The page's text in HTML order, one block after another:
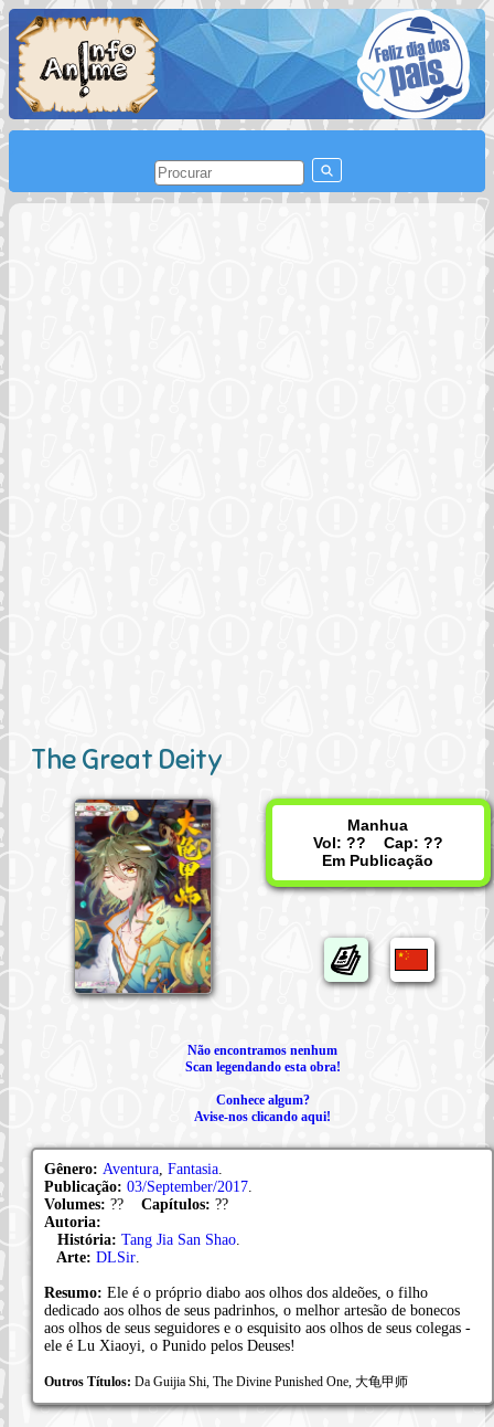
The Great Deity
Manhua
Vol: ?? Cap: ??
Em Publicação
Não encontramos nenhum
Scan legendando esta obra!
Conhece algum?
Avise-nos clicando aqui!
Gênero: Aventura Fantasia
Publicação: 03/September/2017
Volumes: ?? Capítulos: ??
Autoria:
História: Tang Jia San Shao
Arte: DLSir
Resumo: Ele é o próprio diabo aos olhos dos aldeões, o filho
dedicado aos olhos de seus padrinhos, o melhor artesão de bonecos
aos olhos de seus seguidores e o esquisito aos olhos de seus colegas -
ele é Lu Xiaoyi, o Punido pelos Deuses!
Outros Títulos: Da Guijia Shi, The Divine Punished One, 大龟甲师